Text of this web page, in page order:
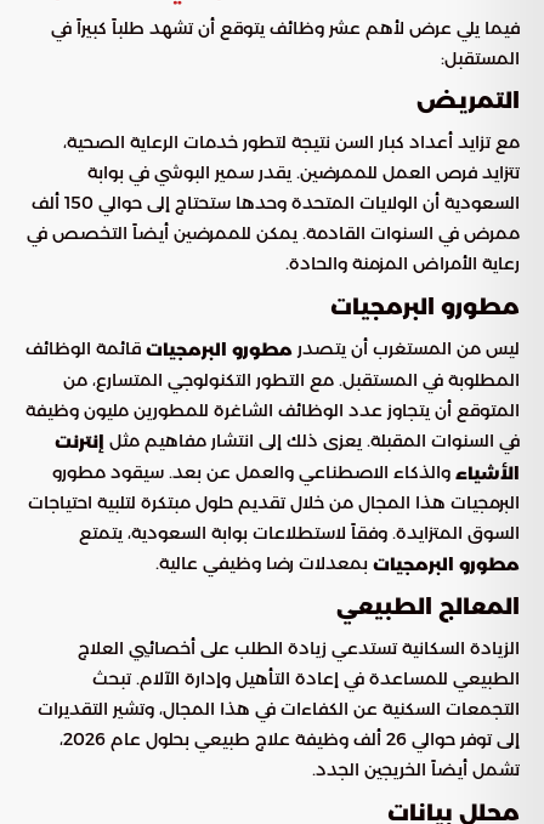
فيما يلي عرض لأهم عشر وظائف يتوقع أن تشهد طلباً كبيراً في
المستقبل:
التمريض
مع تزايد أعداد كبار السن نتيجة لتطور خدمات الرعاية الصحية،
تتزايد فرص العمل للممرضين. يقدر سمير البوشي في بوابة
السعودية أن الولايات المتحدة وحدها ستحتاج إلى حوالي 150 ألف
ممرض في السنوات القادمة. يمكن للممرضين أيضاً التخصص في
رعاية الأمراض المزمنة والحادة.
مطورو البرمجيات
ليس من المستغرب أن يتصدر مطورو البرمجيات قائمة الوظائف
المطلوبة في المستقبل. مع التطور التكنولوجي المتسارع، من
المتوقع أن يتجاوز عدد الوظائف الشاغرة للمطورين مليون وظيفة
في السنوات المقبلة. يعزى ذلك إلى انتشار مفاهيم مثل إنترنت
الأشياء والذكاء الاصطناعي والعمل عن بعد. سيقود مطورو
البرمجيات هذا المجال من خلال تقديم حلول مبتكرة لتلبية احتياجات
السوق المتزايدة. وفقاً لاستطلاعات بوابة السعودية، يتمتع
مطورو البرمجيات بمعدلات رضا وظيفي عالية.
المعالج الطبيعي
الزيادة السكانية تستدعي زيادة الطلب على أخصائيي العلاج
الطبيعي للمساعدة في إعادة التأهيل وإدارة الآلام. تبحث
التجمعات السكنية عن الكفاءات في هذا المجال، وتشير التقديرات
إلى توفر حوالي 26 ألف وظيفة علاج طبيعي بحلول عام 2026،
تشمل أيضاً الخريجين الجدد.
محلل بيانات